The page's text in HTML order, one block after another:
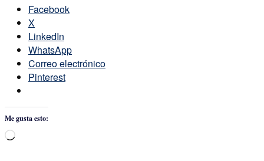
Facebook
X
LinkedIn
WhatsApp
Correo electrónico
Pinterest
Me gusta esto:
Cargando...